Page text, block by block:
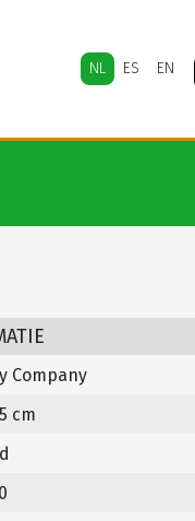
NL ES EN
Company
cm